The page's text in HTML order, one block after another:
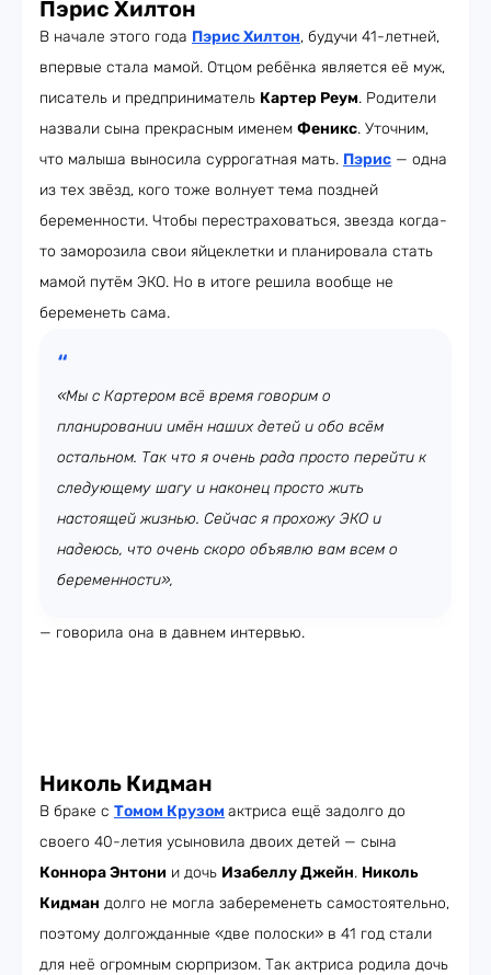
Пэрис Хилтон
В начале этого года Пэрис Хилтон, будучи 41-летней,
впервые стала мамой. Отцом ребёнка является её муж,
писатель и предприниматель Картер Реум. Родители
назвали сына прекрасным именем Феникс. Уточним,
что малыша выносила суррогатная мать. Пэрис — одна
из тех звёзд, кого тоже волнует тема поздней
беременности. Чтобы перестраховаться, звезда когда-
то заморозила свои яйцеклетки и планировала стать
мамой путём ЭКО. Но в итоге решила вообще не
беременеть сама.
«Мы с Картером всё время говорим о
планировании имён наших детей и обо всём
остальном. Так что я очень рада просто перейти к
следующему шагу и наконец просто жить
настоящей жизнью. Сейчас я прохожу ЭКО и
надеюсь, что очень скоро объявлю вам всем о
беременности»,
— говорила она в давнем интервью.
Николь Кидман
В браке с Томом Крузом актриса ещё задолго до
своего 40-летия усыновила двоих детей — сына
Коннора Энтони и дочь Изабеллу Джейн. Николь
Кидман долго не могла забеременеть самостоятельно,
поэтому долгожданные «две полоски» в 41 год стали
для неё огромным сюрпризом. Так актриса родила дочь